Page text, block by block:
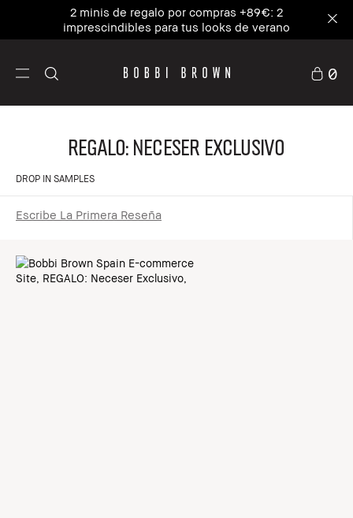
2 minis de regalo por compras +89€: 2
imprescindibles para tus looks de verano
0
REGALO: Neceser Exclusivo
DROP IN SAMPLES
Escribe La Primera Reseña